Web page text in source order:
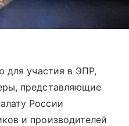
для участия в ЭПР,
представляющие
России
и производителей